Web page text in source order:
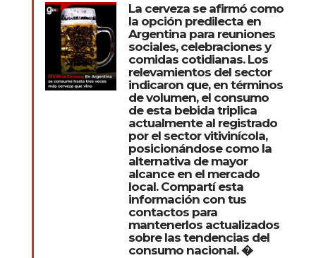
La cerveza se afirmó como
la opción predilecta en
Argentina para reuniones
sociales, celebraciones y
comidas cotidianas. Los
relevamientos del sector
indicaron que, en términos
de volumen, el consumo
de esta bebida triplica
actualmente al registrado
por el sector vitivinícola,
posicionándose como la
alternativa de mayor
alcance en el mercado
local. Compartí esta
información con tus
contactos para
mantenerlos actualizados
sobre las tendencias del
consumo nacional. �